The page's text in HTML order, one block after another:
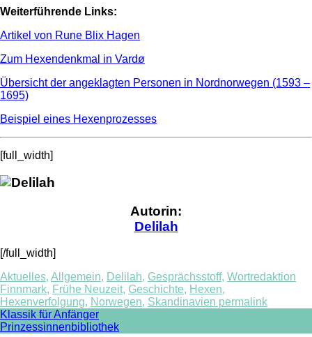
Weiterführende Links:
Artikel von Rune Blix Hagen
Zum Hexendenkmal in Vardø
Übersicht der angeklagten Personen in Nordnorwegen (1593 –
1695)
Beispiel eines Hexenprozesses
[full_width]
Autorin:
Delilah
[/full_width]
Aktuelles, Allgemein, Delilah, Gesprächsstoff, Wortredaktion
Finnmark, Frühe Neuzeit, Geschichte, Hexen,
Hexenverfolgung, Norwegen, Skandinavien permalink
Post
Klassik für Anfänger
Prinzessinnenbibliothek